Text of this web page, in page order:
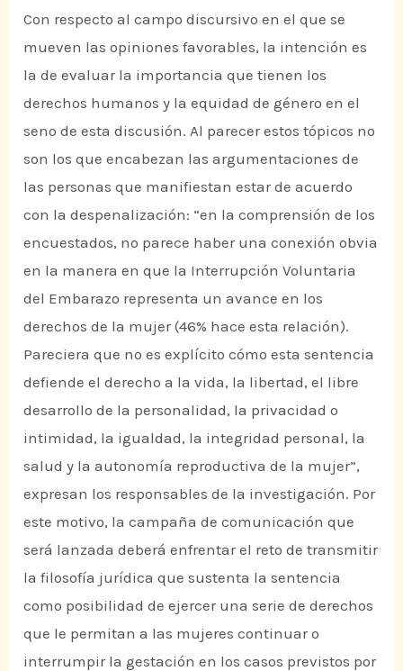
Con respecto al campo discursivo en el que se
mueven las opiniones favorables, la intención es
la de evaluar la importancia que tienen los
derechos humanos y la equidad de género en el
seno de esta discusión. Al parecer estos tópicos no
son los que encabezan las argumentaciones de
las personas que manifiestan estar de acuerdo
con la despenalización: “en la comprensión de los
encuestados, no parece haber una conexión obvia
en la manera en que la Interrupción Voluntaria
del Embarazo representa un avance en los
derechos de la mujer (46% hace esta relación).
Pareciera que no es explícito cómo esta sentencia
defiende el derecho a la vida, la libertad, el libre
desarrollo de la personalidad, la privacidad o
intimidad, la igualdad, la integridad personal, la
salud y la autonomía reproductiva de la mujer”,
expresan los responsables de la investigación. Por
este motivo, la campaña de comunicación que
será lanzada deberá enfrentar el reto de transmitir
la filosofía jurídica que sustenta la sentencia
como posibilidad de ejercer una serie de derechos
que le permitan a las mujeres continuar o
interrumpir la gestación en los casos previstos por